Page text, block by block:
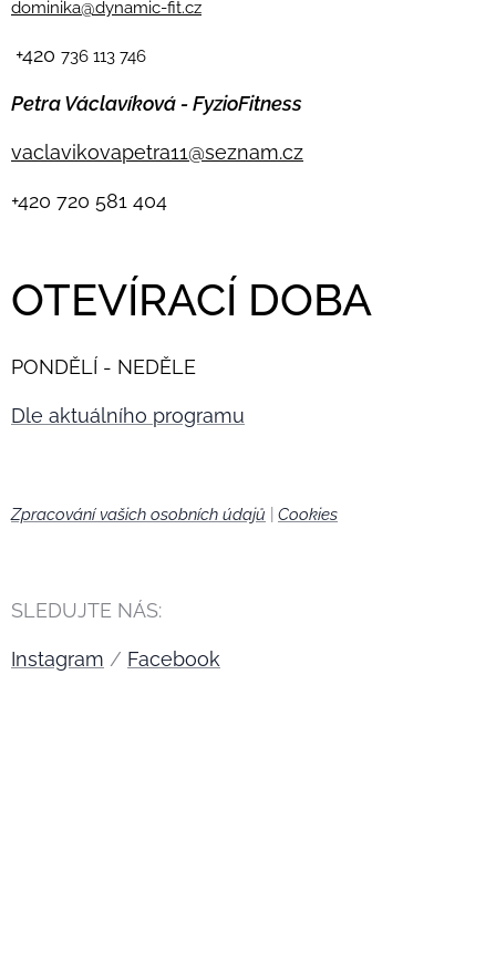
dominika@dynamic-fit.cz
+420 736 113 746
Petra Václavíková - FyzioFitness
vaclavikovapetra11@seznam.cz
+420 720 581 404
OTEVÍRACÍ DOBA
PONDĚLÍ - NEDĚLE
Dle aktuálního programu
Zpracování vašich osobních údajů Cookies
SLEDUJTE NÁS:
Instagram / Facebook